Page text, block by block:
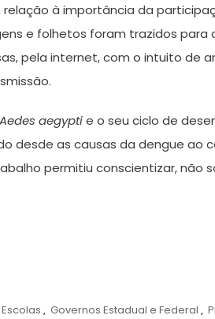
à importância da
e folhetos foram trazidos para
pela internet, com o intuito de
Aedes aegyptie o seu ciclo de
desde as causas da dengue ao
permitiu conscientizar, não
Escolas , Governos Estadual e Federal ,